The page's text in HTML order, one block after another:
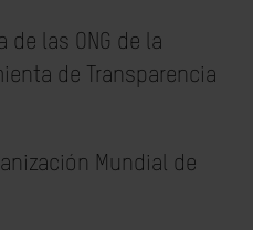
de las ONG de la
de Transparencia
Mundial de